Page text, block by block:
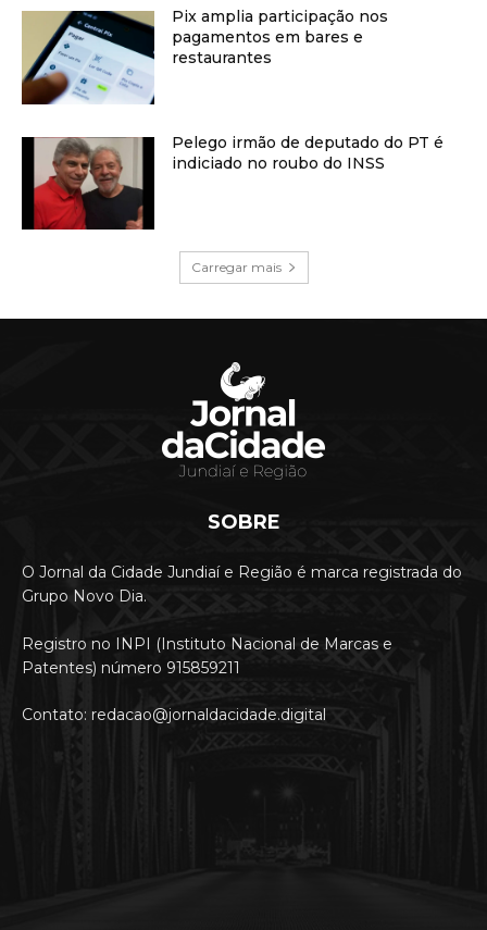
Pix amplia participação nos
pagamentos em bares e
restaurantes
Pelego irmão de deputado do PT é
indiciado no roubo do INSS
Carregar mais
SOBRE
O Jornal da Cidade Jundiaí e Região é marca registrada do
Grupo Novo Dia.
Registro no INPI (Instituto Nacional de Marcas e
Patentes) número 915859211
Contato: redacao@jornaldacidade.digital